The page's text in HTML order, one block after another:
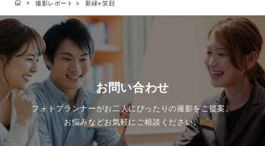
撮影レポート 新緑×笑顔
お問い合わせ
フォトプランナーがお二人にぴったりの撮影をご提案。
お悩みなどお気軽にご相談ください。